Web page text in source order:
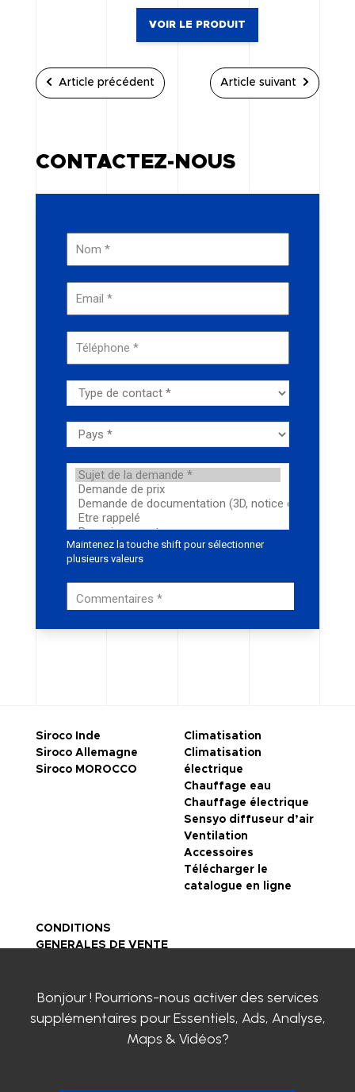
VOIR LE PRODUIT
Article précédent Article suivant
CONTACTEZ-NOUS
Siroco Inde
Siroco Allemagne
Siroco MOROCCO
Climatisation
Climatisation
électrique
Chauffage eau
Chauffage électrique
Sensyo diffuseur d’air
Ventilation
Accessoires
Télécharger le
catalogue en ligne
CONDITIONS
GENERALES DE VENTE
confidentialité
Certifications SIROCO
Contactez-nous
Bonjour ! Pourrions-nous activer des services
supplémentaires pourEssentiels, Ads, Analyse,
Maps & Vidéos?